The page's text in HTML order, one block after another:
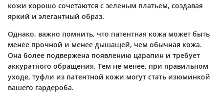
кожи хорошо сочетаются с зеленым платьем, создавая
яркий и элегантный образ.
Однако, важно помнить, что патентная кожа может быть
менее прочной и менее дышащей, чем обычная кожа.
Она более подвержена появлению царапин и требует
аккуратного обращения. Тем не менее, при правильном
уходе, туфли из патентной кожи могут стать изюминкой
вашего гардероба.